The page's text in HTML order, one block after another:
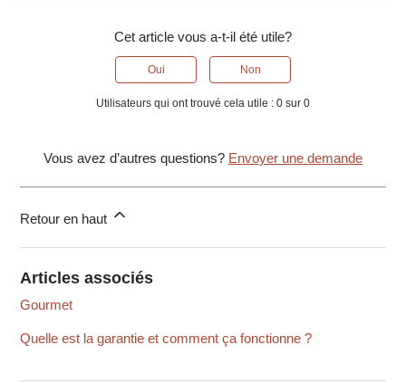
Cet article vous a-t-il été utile?
Oui Non
Utilisateurs qui ont trouvé cela utile : 0 sur 0
Vous avez d’autres questions? Envoyer une demande
Retour en haut
Articles associés
Gourmet
Quelle est la garantie et comment ça fonctionne ?